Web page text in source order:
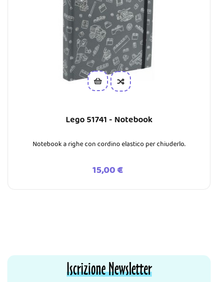
Lego 51741 - Notebook
Notebook a righe con cordino elastico per chiuderlo.
Prezzo
15,00 €
Iscrizione Newsletter